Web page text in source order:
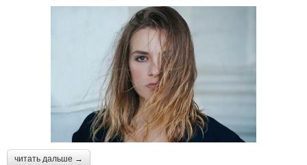
читать дальше →